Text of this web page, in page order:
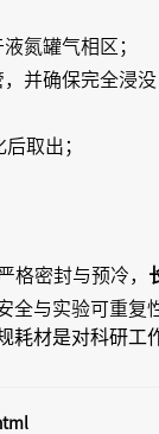
氮罐气相区；
并确保完全浸没
取出；
格密封与预冷，
全与实验可重复
材是对科研工